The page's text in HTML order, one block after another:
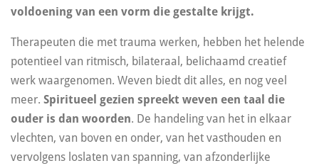
voldoening van een vorm die gestalte krijgt.
Therapeuten die met trauma werken, hebben het helende
potentieel van ritmisch, bilateraal, belichaamd creatief
werk waargenomen. Weven biedt dit alles, en nog veel
meer. Spiritueel gezien spreekt weven een taal die
ouder is dan woorden. De handeling van het in elkaar
vlechten, van boven en onder, van het vasthouden en
vervolgens loslaten van spanning, van afzonderlijke